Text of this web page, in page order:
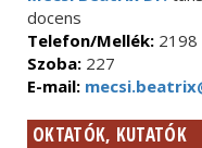
docens
Telefon/Mellék: 2198
Szoba: 227
E-mail:
OKTATÓK, KUTATÓK